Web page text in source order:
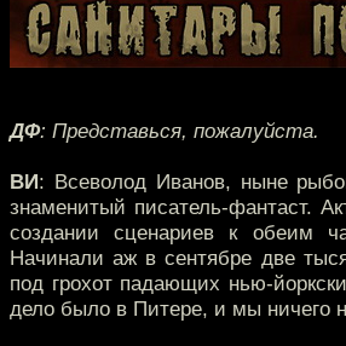
ДФ: Представься, пожалуйста.
ВИ: Всеволод Иванов, ныне
знаменитый писатель-фантаст.
создании сценариев к обеим
Начинали аж в сентябре две
под грохот падающих нью-
дело было в Питере, и мы ничего